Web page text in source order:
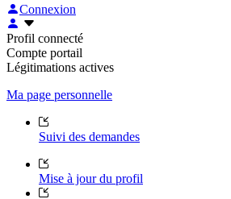
Connexion
Profil connecté
Compte portail
Légitimations actives
Ma page personnelle
Suivi des demandes
Mise à jour du profil